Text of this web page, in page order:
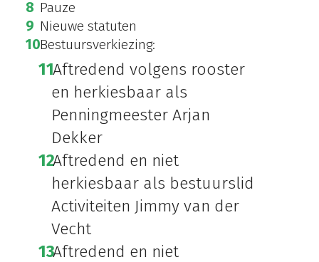
Pauze
Nieuwe statuten
Bestuursverkiezing:
Aftredend volgens rooster
en herkiesbaar als
Penningmeester Arjan
Dekker
Aftredend en niet
herkiesbaar als bestuurslid
Activiteiten Jimmy van der
Vecht
Aftredend en niet